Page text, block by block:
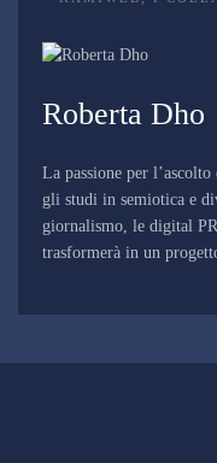
Roberta Dho
La passione per
gli studi in semiotica e
giornalismo, le digital
trasformerà in un